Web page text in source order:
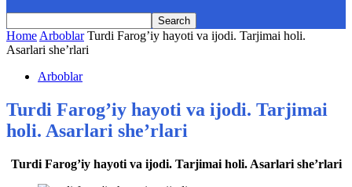
Home Arboblar Turdi Farog’iy hayoti va ijodi. Tarjimai holi.
Asarlari she’rlari
Arboblar
Turdi Farog’iy hayoti va ijodi. Tarjimai
holi. Asarlari she’rlari
Turdi Farog’iy hayoti va ijodi. Tarjimai holi. Asarlari she’rlari